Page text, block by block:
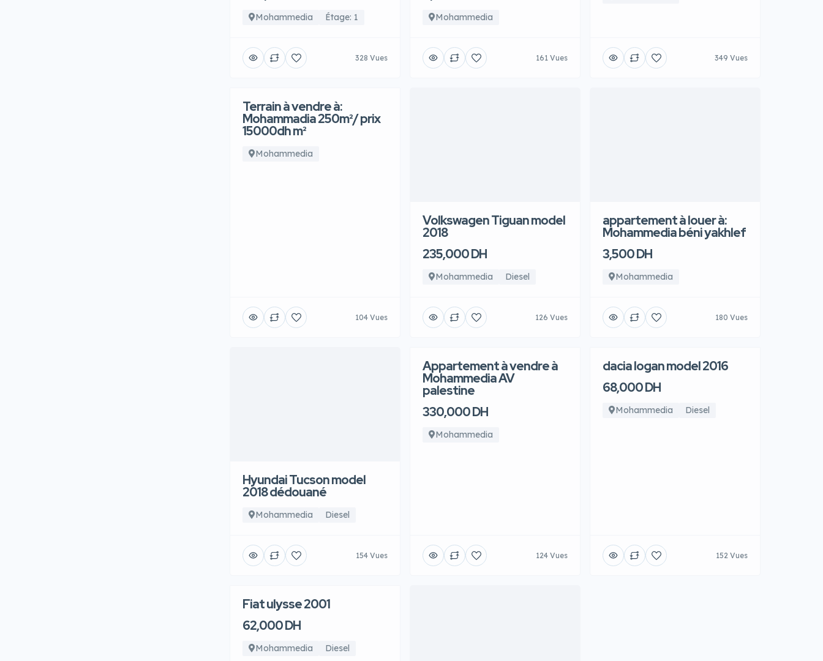
Mohammedia Étage: 1
328 Vues
Mohammedia
161 Vues 349 Vues
Terrain à vendre à:
Mohammadia 250m²/ prix
15000dh m²
Mohammedia
104 Vues
Volkswagen Tiguan model
2018
235,000 DH
Mohammedia Diesel
126 Vues
appartement à louer à:
Mohammedia béni yakhlef
3,500 DH
Mohammedia
180 Vues
Hyundai Tucson model
2018 dédouané
Mohammedia Diesel
154 Vues
Appartement à vendre à
Mohammedia AV
palestine
330,000 DH
Mohammedia
124 Vues
dacia logan model 2016
68,000 DH
Mohammedia Diesel
152 Vues
Fiat ulysse 2001
62,000 DH
Mohammedia Diesel